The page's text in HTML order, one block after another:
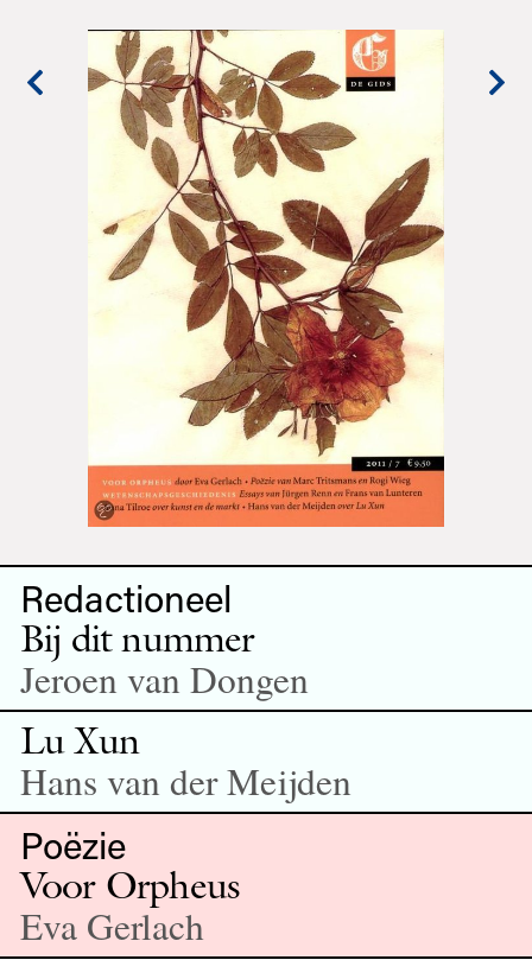
Redactioneel
Bij dit nummer
Jeroen van Dongen
Lu Xun
Hans van der Meijden
Poëzie
Voor Orpheus
Eva Gerlach